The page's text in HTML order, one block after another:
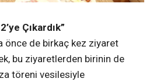
Çıkardık”
önce de birkaç kez ziyaret
bu ziyaretlerden birinin de
töreni vesilesiyle